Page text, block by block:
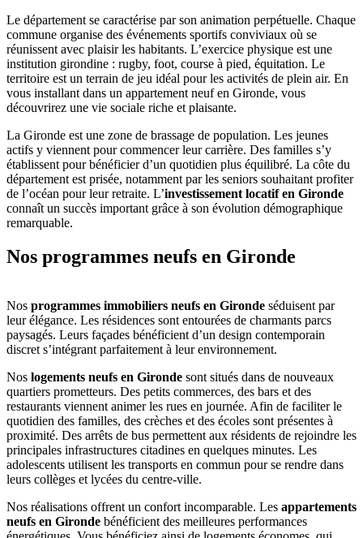
Le département se caractérise par son animation perpétuelle. Chaque
commune organise des événements sportifs conviviaux où se
réunissent avec plaisir les habitants. L’exercice physique est une
institution girondine : rugby, foot, course à pied, équitation. Le
territoire est un terrain de jeu idéal pour les activités de plein air. En
vous installant dans un appartement neuf en Gironde, vous
découvrirez une vie sociale riche et plaisante.
La Gironde est une zone de brassage de population. Les jeunes
actifs y viennent pour commencer leur carrière. Des familles s’y
établissent pour bénéficier d’un quotidien plus équilibré. La côte du
département est prisée, notamment par les seniors souhaitant profiter
de l’océan pour leur retraite. L’investissement locatif en Gironde
connaît un succès important grâce à son évolution démographique
remarquable.
Nos programmes neufs en Gironde
Nos programmes immobiliers neufs en Gironde séduisent par
leur élégance. Les résidences sont entourées de charmants parcs
paysagés. Leurs façades bénéficient d’un design contemporain
discret s’intégrant parfaitement à leur environnement.
Nos logements neufs en Gironde sont situés dans de nouveaux
quartiers prometteurs. Des petits commerces, des bars et des
restaurants viennent animer les rues en journée. Afin de faciliter le
quotidien des familles, des crèches et des écoles sont présentes à
proximité. Des arrêts de bus permettent aux résidents de rejoindre les
principales infrastructures citadines en quelques minutes. Les
adolescents utilisent les transports en commun pour se rendre dans
leurs collèges et lycées du centre-ville.
Nos réalisations offrent un confort incomparable. Les appartements
neufs en Gironde bénéficient des meilleures performances